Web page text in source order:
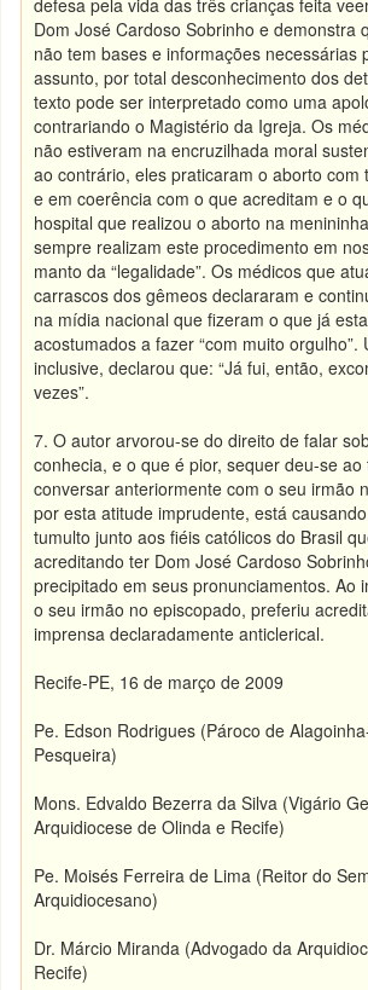
defesa pela vida das três crianças feita
Dom José Cardoso Sobrinho e demonstra
não tem bases e informações necessárias
assunto, por total desconhecimento dos
texto pode ser interpretado como uma
contrariando o Magistério da Igreja. Os
não estiveram na encruzilhada moral
ao contrário, eles praticaram o aborto com
e em coerência com o que acreditam e o
hospital que realizou o aborto na
sempre realizam este procedimento em
manto da “legalidade”. Os médicos que
carrascos dos gêmeos declararam e
na mídia nacional que fizeram o que já
acostumados a fazer “com muito orgulho”.
inclusive, declarou que: “Já fui, então,
vezes”.
7. O autor arvorou-se do direito de falar
conhecia, e o que é pior, sequer deu-se
conversar anteriormente com o seu irmão
por esta atitude imprudente, está
tumulto junto aos fiéis católicos do Brasil
acreditando ter Dom José Cardoso
precipitado em seus pronunciamentos. Ao
o seu irmão no episcopado, preferiu
imprensa declaradamente anticlerical.
Recife-PE, 16 de março de 2009
Pe. Edson Rodrigues (Pároco de
Pesqueira)
Mons. Edvaldo Bezerra da Silva (Vigário
Arquidiocese de Olinda e Recife)
Pe. Moisés Ferreira de Lima (Reitor do
Arquidiocesano)
Dr. Márcio Miranda (Advogado da
Recife)